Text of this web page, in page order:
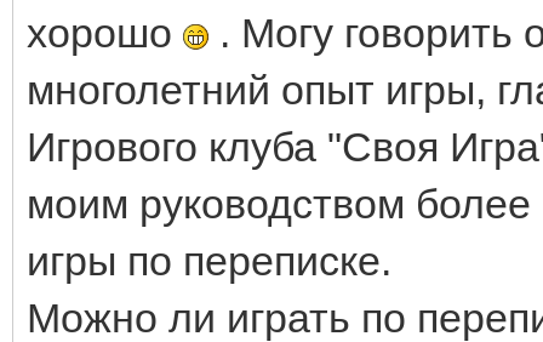
хорошо
. Могу говорить
многолетний опыт игры,
Игрового клуба "Своя
моим руководством
игры по переписке.
Можно ли играть по